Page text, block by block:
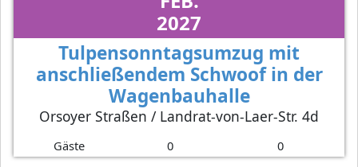
2027
Tulpensonntagsumzug mit
anschließendem Schwoof in der
Wagenbauhalle
Orsoyer Straßen / Landrat-von-Laer-Str. 4d
Gäste 0 0